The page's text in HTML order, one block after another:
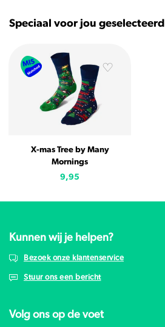
Speciaal voor jou geselecteerd
X-mas Tree by Many
Mornings
9,95
Kunnen wij je helpen?
Bezoek onze klantenservice
Stuur ons een bericht
Volg ons op de voet